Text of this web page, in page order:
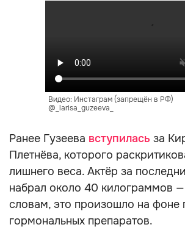
Видео: Инстаграм (запрещён в РФ)
@_larisa_guzeeva_
Ранее Гузеева вступилась за
Плетнёва, которого
лишнего веса. Актёр за
набрал около 40 килограммов
словам, это произошло на фоне
гормональных препаратов.